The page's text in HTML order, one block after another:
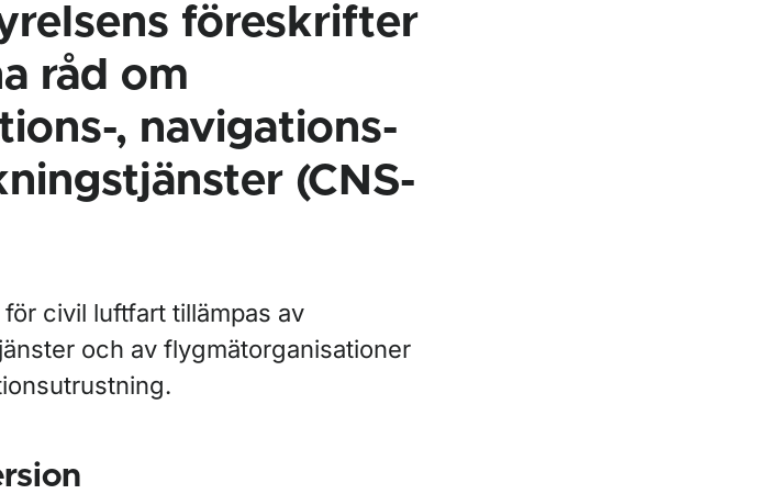
föreskrifter
råd om
, navigations-
(CNS-
civil luftfart tillämpas av
och av flygmätorganisationer